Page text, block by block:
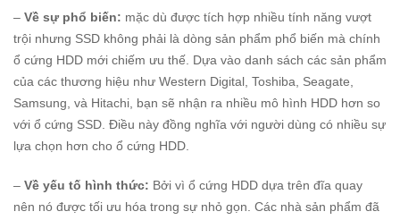
– Về sự phổ biến: mặc dù được tích hợp nhiều tính năng vượt
trội nhưng SSD không phải là dòng sản phẩm phổ biến mà chính
ổ cứng HDD mới chiếm ưu thế. Dựa vào danh sách các sản phẩm
của các thương hiệu như Western Digital, Toshiba, Seagate,
Samsung, và Hitachi, bạn sẽ nhận ra nhiều mô hình HDD hơn so
với ổ cứng SSD. Điều này đồng nghĩa với người dùng có nhiều sự
lựa chọn hơn cho ổ cứng HDD.
– Về yếu tố hình thức: Bởi vì ổ cứng HDD dựa trên đĩa quay
nên nó được tối ưu hóa trong sự nhỏ gọn. Các nhà sản phẩm đã